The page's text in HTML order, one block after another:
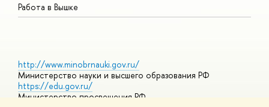
Работа в Вышке
http://www.minobrnauki.gov.ru/
Министерство науки и высшего образования РФ
https://edu.gov.ru/
Министерство просвещения РФ